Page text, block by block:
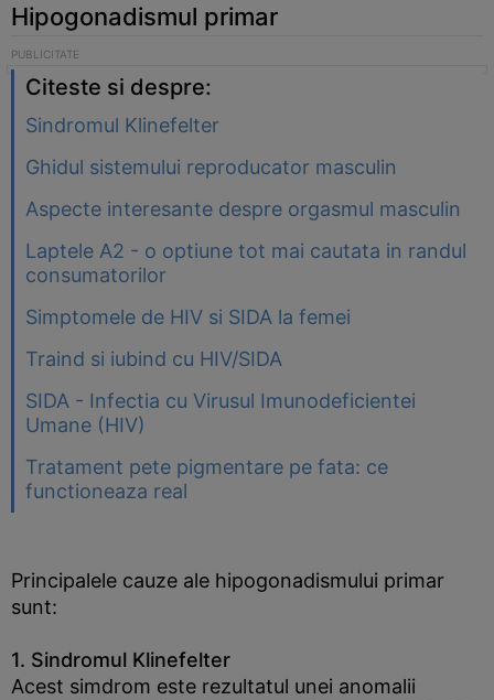
Hipogonadismul primar
Citeste si despre:
Sindromul Klinefelter
Ghidul sistemului reproducator masculin
Aspecte interesante despre orgasmul masculin
Laptele A2 - o optiune tot mai cautata in randul
consumatorilor
Simptomele de HIV si SIDA la femei
Traind si iubind cu HIV/SIDA
SIDA - Infectia cu Virusul Imunodeficientei
Umane (HIV)
Tratament pete pigmentare pe fata: ce
functioneaza real
Principalele cauze ale hipogonadismului primar
sunt:
1. Sindromul Klinefelter
Acest simdrom este rezultatul unei anomalii